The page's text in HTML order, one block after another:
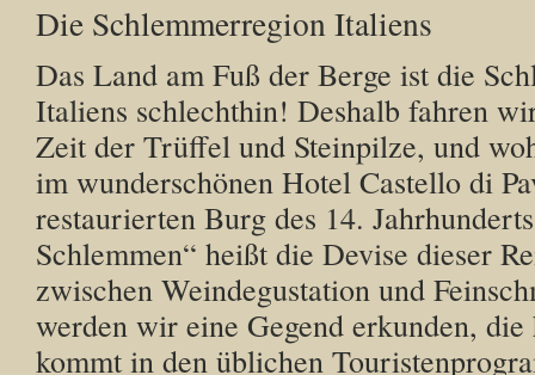
Die Schlemmerregion Italiens
Das Land am Fuß der Berge ist die
Italiens schlechthin! Deshalb fahren
Zeit der Trüffel und Steinpilze, und
im wunderschönen Hotel Castello di
restaurierten Burg des 14.
Schlemmen“ heißt die Devise dieser
zwischen Weindegustation und
werden wir eine Gegend erkunden,
kommt in den üblichen